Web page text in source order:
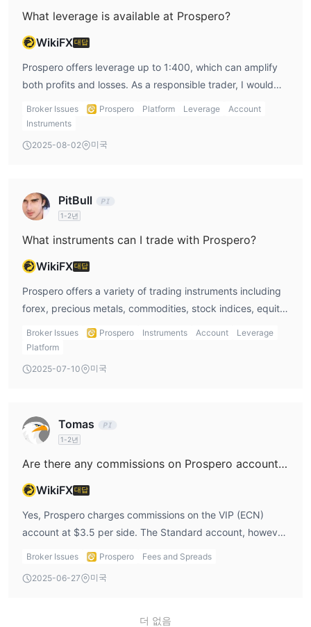
What leverage is available at Prospero?
WikiFX대답
Prospero offers leverage up to 1:400, which can amplify
both profits and losses. As a responsible trader, I would
use leverage cautiously when Prospero trading to avoid
significant risks, especially since high leverage increases
Broker Issues Prospero Platform Leverage
Account
Instruments
2025-08-02 미국
PitBull
1-2년
What instruments can I trade with Prospero?
WikiFX대답
Prospero offers a variety of trading instruments including
forex, precious metals, commodities, stock indices, equity
CFDs, VIX, energy, color metals, and agriculture. This
diverse range makes it attractive for traders like me, but I
lack of regulation when using a Prospero account.
Broker Issues Prospero Instruments Account
Leverage
Platform
2025-07-10 미국
Tomas
1-2년
Are there any commissions on Prospero accounts?
WikiFX대답
Yes, Prospero charges commissions on the VIP (ECN)
account at $3.5 per side. The Standard account, however,
is commission-free, which I prefer for less active trading.
fees, and the Standard account would be ideal for that.
Broker Issues Prospero Fees and Spreads
2025-06-27 미국
더 없음